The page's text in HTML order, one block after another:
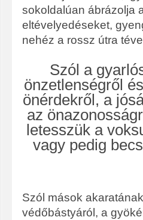
sokoldalúan ábrázolja
eltévelyedéseket,
nehéz a rossz útra
Szól a
önzetlenségről
önérdekről, a
az
letesszük a
vagy pedig
Szól mások
védőbástyáról, a